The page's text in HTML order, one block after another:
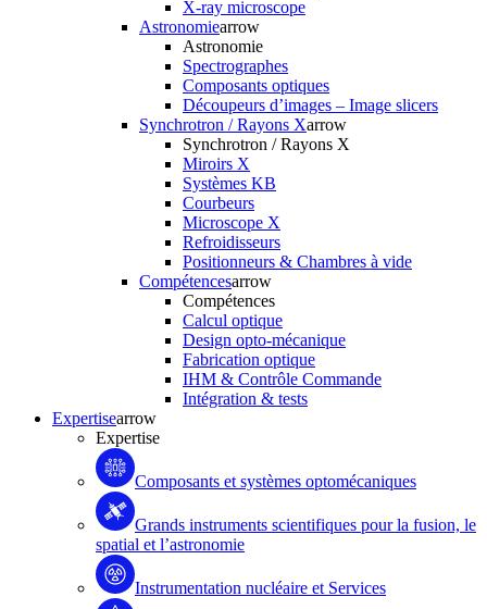
X-ray microscope
Astronomiearrow
Astronomie
Spectrographes
Composants optiques
Découpeurs d’images – Image slicers
Synchrotron / Rayons Xarrow
Synchrotron / Rayons X
Miroirs X
Systèmes KB
Courbeurs
Microscope X
Refroidisseurs
Positionneurs & Chambres à vide
Compétencesarrow
Compétences
Calcul optique
Design opto-mécanique
Fabrication optique
IHM & Contrôle Commande
Intégration & tests
Expertisearrow
Expertise
Composants et systèmes optomécaniques
Grands instruments scientifiques pour la fusion, le
spatial et l’astronomie
Instrumentation nucléaire et Services